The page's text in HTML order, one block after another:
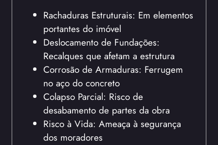
Rachaduras Estruturais: Em elementos
portantes do imóvel
Deslocamento de Fundações:
Recalques que afetam a estrutura
Corrosão de Armaduras: Ferrugem
no aço do concreto
Colapso Parcial: Risco de
desabamento de partes da obra
Risco à Vida: Ameaça à segurança
dos moradores